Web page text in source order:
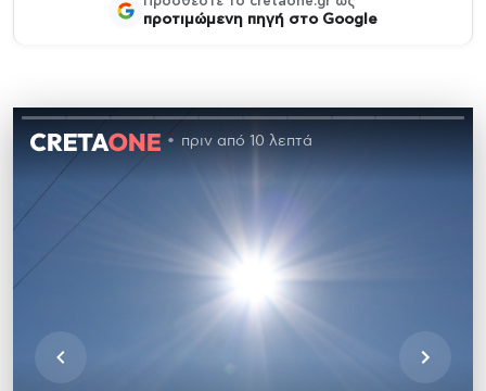
προτιμώμενη πηγή στο Google
πριν από 10 λεπτά